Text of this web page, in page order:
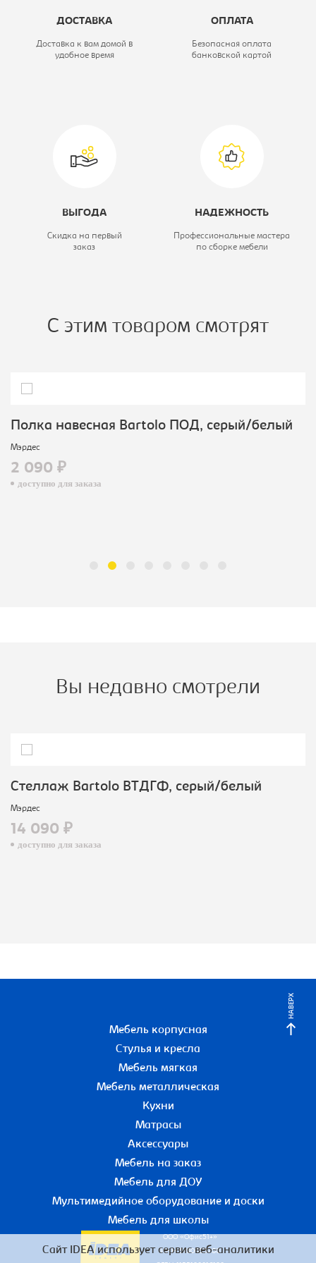
Коллекция:
ДОСТАВКА
Доставка к вам домой в
удобное время
ОПЛАТА
Безопасная оплата
банковской картой
ВЫГОДА
Скидка на первый
заказ
НАДЕЖНОСТЬ
Профессиональные мастера
по сборке мебели
С этим товаром смотрят
Полка навесная Bartolo ПОД, серый/белый
Мэрдес
2 090 ₽
доступно для заказа
Вы недавно смотрели
Стеллаж Bartolo ВТДГФ, серый/белый
Мэрдес
14 090 ₽
доступно для заказа
НАВЕРХ
Мебель корпусная
Стулья и кресла
Мебель мягкая
Мебель металлическая
Кухни
Матрасы
Аксессуары
Мебель на заказ
Мебель для ДОУ
Мультимедийное оборудование и доски
Мебель для школы
ООО «Офис51+»
ИНН 5190055780
Сайт IDEA использует сервис веб-аналитики